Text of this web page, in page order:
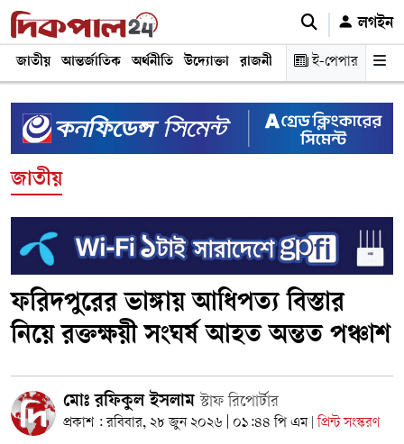
লগইন
জাতীয় আন্তর্জাতিক অর্থনীতি উদ্যোক্তা রাজনীতি শিক্ষা স্বাস্থ্য ও
ই-পেপার
জাতীয়
ফরিদপুরের ভাঙ্গায় আধিপত্য বিস্তার
নিয়ে রক্তক্ষয়ী সংঘর্ষ আহত অন্তত পঞ্চাশ
মোঃ রফিকুল ইসলামস্টাফ রিপোর্টার
প্রকাশ : রবিবার, ২৮ জুন ২০২৬ | ০১:৪৪ পি এম প্রিন্ট সংস্করণ